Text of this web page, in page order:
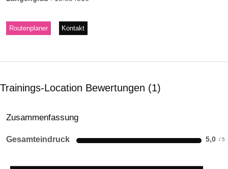
Routenplaner Kontakt
Trainings-Location Bewertungen 1
Zusammenfassung
Gesamteindruck 5,0